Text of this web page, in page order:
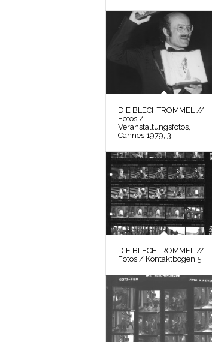
DIE BLECHTROMMEL //
Fotos /
Veranstaltungsfotos,
Cannes 1979, 3
DIE BLECHTROMMEL //
Fotos / Kontaktbogen 5